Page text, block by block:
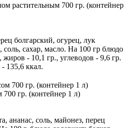
растительным 700 гр. (контейнер
болгарский, огурец, лук
соль, сахар, масло. На 100 гр блюдо
жиров - 10,1 гр., углеводов - 9,6 гр.
135,6 ккал.
700 гр. (контейнер 1 л)
ананас, соль, майонез, перец